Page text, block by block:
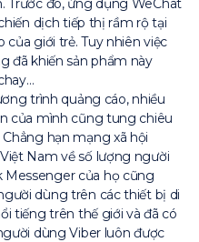
Trước đó, ứng dụng WeChat
dịch tiếp thị rầm rộ tại
giới trẻ. Tuy nhiên việc
đã khiến sản phẩm này
trình quảng cáo, nhiều
của mình cũng tung chiêu
hạn mạng xã hội
Nam về số lượng người
của họ cũng
dùng trên các thiết bị di
tiếng trên thế giới và đã có
dùng Viber luôn được